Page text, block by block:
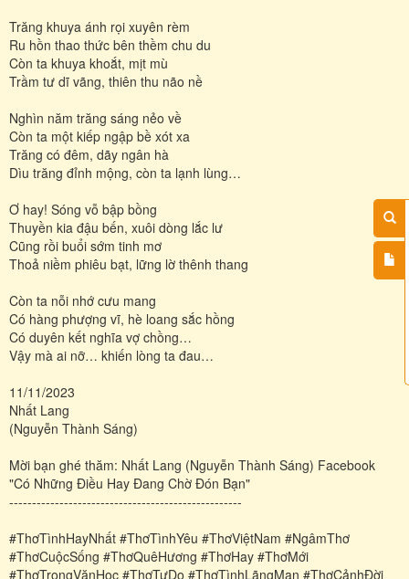
Trăng khuya ánh rọi xuyên rèm
Ru hồn thao thức bên thềm chu du
Còn ta khuya khoắt, mịt mù
Trầm tư dĩ vãng, thiên thu não nề
Nghìn năm trăng sáng nẻo về
Còn ta một kiếp ngập bề xót xa
Trăng có đêm, dãy ngân hà
Dìu trăng đỉnh mộng, còn ta lạnh lùng…
Ơ hay! Sóng vỗ bập bồng
Thuyền kia đậu bến, xuôi dòng lắc lư
Cũng rồi buổi sớm tinh mơ
Thoả niềm phiêu bạt, lững lờ thênh thang
Còn ta nỗi nhớ cưu mang
Có hàng phượng vĩ, hè loang sắc hồng
Có duyên kết nghĩa vợ chồng…
Vậy mà ai nỡ… khiến lòng ta đau…
11/11/2023
Nhất Lang
(Nguyễn Thành Sáng)
Mời bạn ghé thăm: Nhất Lang (Nguyễn Thành Sáng) Facebook
"Có Những Điều Hay Đang Chờ Đón Bạn"
---------------------------------------------------
#ThơTìnhHayNhất #ThơTìnhYêu #ThơViệtNam #NgâmThơ
#ThơCuộcSống #ThơQuêHương #ThơHay #ThơMới
#ThơTrongVănHọc #ThơTựDo #ThơTìnhLãngMạn #ThơCảnhĐời